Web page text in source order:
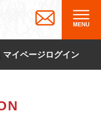
マイページログイン